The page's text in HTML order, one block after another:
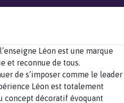
Léon est une marque
et reconnue de tous.
de s’imposer comme le leader
Léon est totalement
concept décoratif évoquant